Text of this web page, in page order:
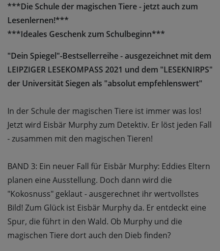
***Die Schule der magischen Tiere - jetzt auch zum
Lesenlernen!***
***Ideales Geschenk zum Schulbeginn***
"Dein Spiegel"-Bestsellerreihe - ausgezeichnet mit dem
LEIPZIGER LESEKOMPASS 2021 und dem "LESEKNIRPS"
der Universität Siegen als "absolut empfehlenswert"
In der Schule der magischen Tiere ist immer was los!
Jetzt wird Eisbär Murphy zum Detektiv. Er löst jeden Fall
- zusammen mit den magischen Tieren!
BAND 3: Ein neuer Fall für Eisbär Murphy: Eddies Eltern
planen eine Ausstellung. Doch dann wird die
"Kokosnuss" geklaut - ausgerechnet ihr wertvollstes
Bild! Zum Glück ist Eisbär Murphy da. Er entdeckt eine
Spur, die führt in den Wald. Ob Murphy und die
magischen Tiere dort auch den Dieb finden?